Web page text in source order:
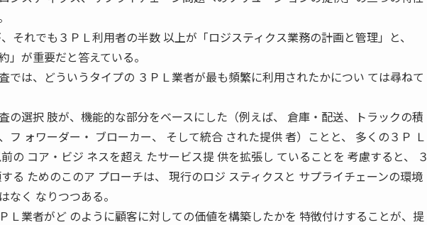
それでも３ＰＬ利用者の半数 以上が「ロジスティクス業務の計画と管理」と、
」が重要だと答えている。
では、どういうタイプの ３ＰＬ業者が最も頻繁に利用されたかについ ては尋ねて
の選択 肢が、機能的な部分をベースにした（例えば、 倉庫・配送、トラックの積
フ ォワーダー・ ブローカー、 そして統合 された提供 者）ことと、 多くの３Ｐ Ｌ
の コア・ビジ ネスを超え たサービス提 供を拡張し ていることを 考慮すると、 ３
る ためのこのア プローチは、 現行のロジ スティクスと サプライチェーンの環境
なく なりつつある。
Ｌ業者がど のように顧客に対しての価値を構築したかを 特徴付けすることが、提